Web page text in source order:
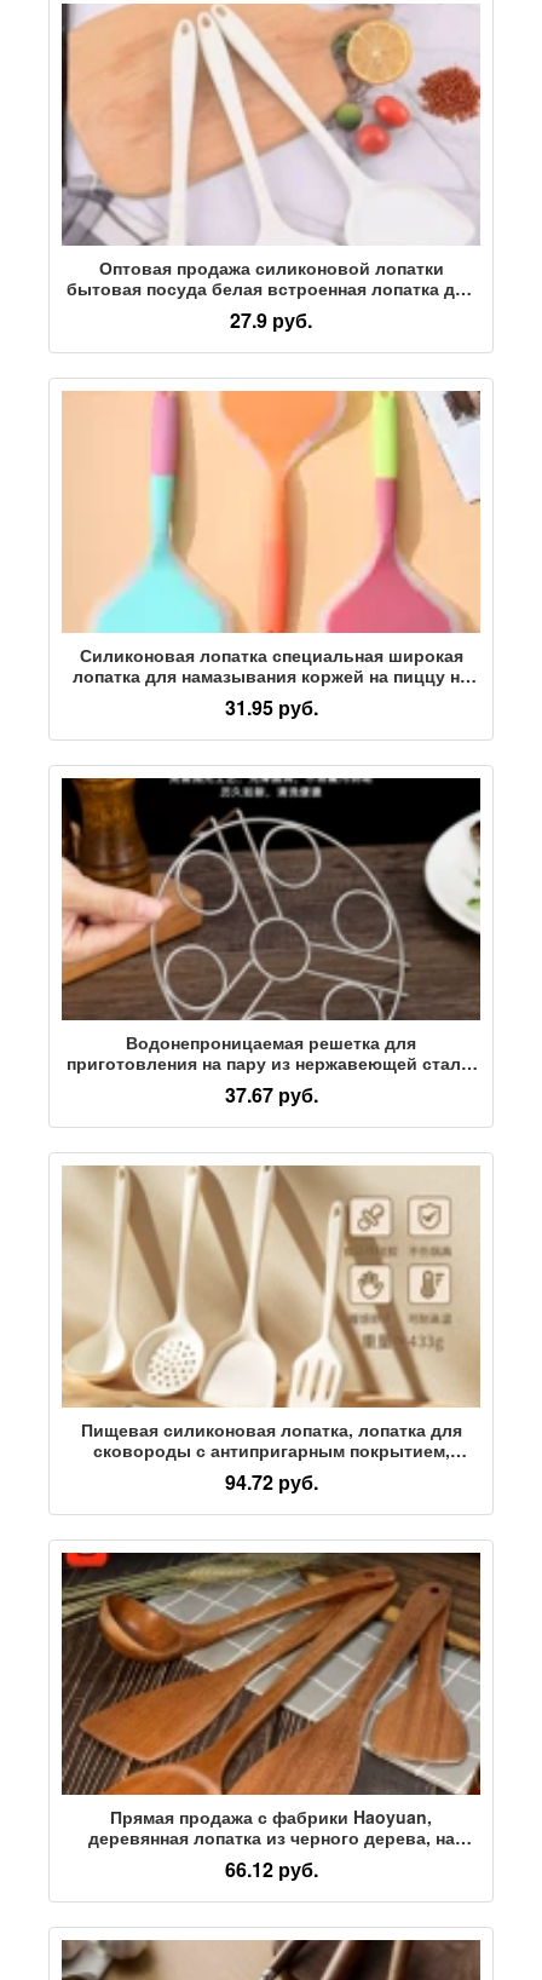
Оптовая продажа силиконовой лопатки
бытовая посуда белая встроенная лопатка для
приготовления пищи ложка рыболовный забор
сковорода с антипригарным покрытием
термостойкая лопатка для приготовления пищи
27.9 руб.
Силиконовая лопатка специальная широкая
лопатка для намазывания коржей на пиццу не
повреждает сковороду лопатка для жарки
щетка для масла термостойкая бытовая
лопатка для блинов
31.95 руб.
Водонепроницаемая решетка для
приготовления на пару из нержавеющей стали,
пароварка, бытовая решетка для
приготовления на пару, рисоварка, решетка для
приготовления яиц на пару, булочки на пару,
37.67 руб.
Пищевая силиконовая лопатка, лопатка для
сковороды с антипригарным покрытием,
специальная бытовая лопатка для
приготовления пищи, суповая ложка, лопатка,
термостойкий набор кухонных
94.72 руб.
Прямая продажа с фабрики Haoyuan,
деревянная лопатка из черного дерева, на
деревянной ложке может быть выгравирован
логотип, суповая ложка с длинной ручкой,
антипригарная сковорода, подходящая лопатка
66.12 руб.